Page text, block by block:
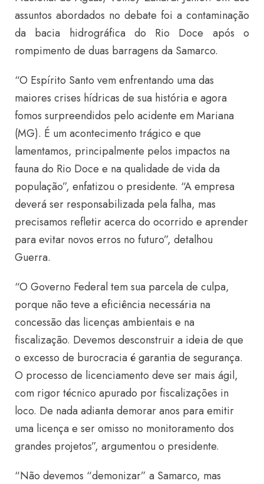
assuntos abordados no debate foi a contaminação
da bacia hidrográfica do Rio Doce após o
rompimento de duas barragens da Samarco.
“O Espírito Santo vem enfrentando uma das
maiores crises hídricas de sua história e agora
fomos surpreendidos pelo acidente em Mariana
(MG). É um acontecimento trágico e que
lamentamos, principalmente pelos impactos na
fauna do Rio Doce e na qualidade de vida da
população”, enfatizou o presidente. “A empresa
deverá ser responsabilizada pela falha, mas
precisamos refletir acerca do ocorrido e aprender
para evitar novos erros no futuro”, detalhou
Guerra.
“O Governo Federal tem sua parcela de culpa,
porque não teve a eficiência necessária na
concessão das licenças ambientais e na
fiscalização. Devemos desconstruir a ideia de que
o excesso de burocracia é garantia de segurança.
O processo de licenciamento deve ser mais ágil,
com rigor técnico apurado por fiscalizações in
loco. De nada adianta demorar anos para emitir
uma licença e ser omisso no monitoramento dos
grandes projetos”, argumentou o presidente.
“Não devemos “demonizar” a Samarco, mas